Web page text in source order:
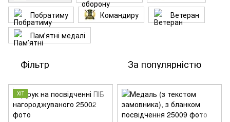
Побратиму
Командиру
Ветеран
Памʼятні медалі
Фільтр За популярністю
ХІТ